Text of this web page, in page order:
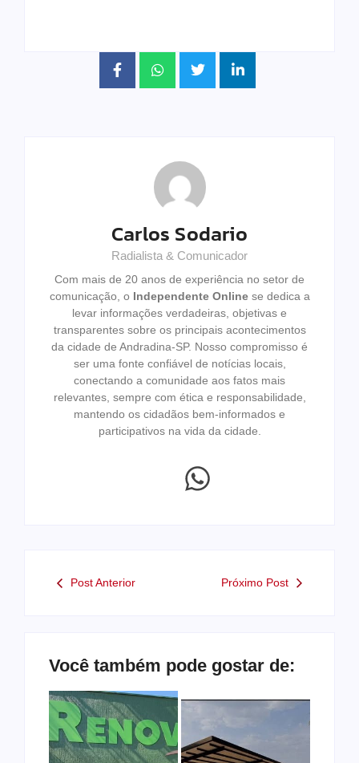
Carlos Sodario
Radialista & Comunicador
Com mais de 20 anos de experiência no setor de
comunicação, o Independente Onlinese dedica a
levar informações verdadeiras, objetivas e
transparentes sobre os principais acontecimentos
da cidade de Andradina-SP. Nosso compromisso é
ser uma fonte confiável de notícias locais,
conectando a comunidade aos fatos mais
relevantes, sempre com ética e responsabilidade,
mantendo os cidadãos bem-informados e
participativos na vida da cidade.
Post Anterior Próximo Post
Você também pode gostar de: